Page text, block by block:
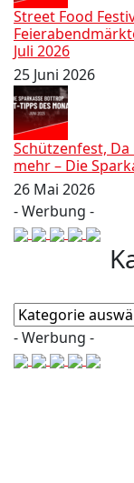
Street Food
Juli 2026
25 Juni 2026
Schützenfest,
mehr – Die
26 Mai 2026
- Werbung -
Kategorien
- Werbung -